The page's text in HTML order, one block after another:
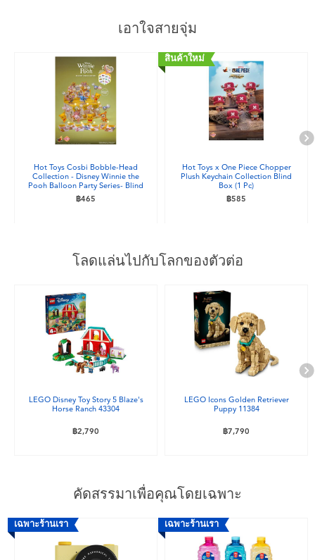
เอาใจสายจุ่ม
Hot Toys Cosbi Bobble-Head
Collection - Disney Winnie the
Pooh Balloon Party Series- Blind
Box (1 Pc)
฿465
สินค้าใหม่
Hot Toys x One Piece Chopper
Plush Keychain Collection Blind
Box (1 Pc)
฿585
โลดแล่นไปกับโลกของตัวต่อ
LEGO Disney Toy Story 5 Blaze's
Horse Ranch 43304
฿2,790
LEGO Icons Golden Retriever
Puppy 11384
฿7,790
คัดสรรมาเพื่อคุณโดยเฉพาะ
เฉพาะร้านเรา เฉพาะร้านเรา